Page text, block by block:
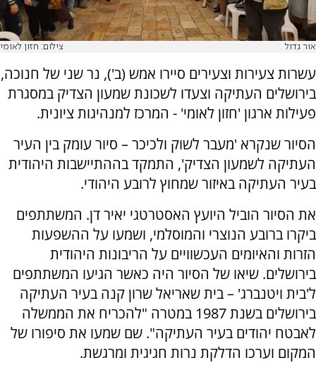
אור גדול צילום: חזון לאומי
עשרות צעירות וצעירים סיירו אמש (ב'), נר שני של חנוכה,
בירושלים העתיקה וצעדו לשכונת שמעון הצדיק במסגרת
פעילות ארגון 'חזון לאומי' - המרכז למנהיגות ציונית.
הסיור שנקרא 'מעבר לשוק ולכיכר – סיור עומק בין העיר
העתיקה לשמעון הצדיק', התמקד בההתיישבות היהודית
בעיר העתיקה באיזור שמחוץ לרובע היהודי.
את הסיור הוביל היועץ האסטרטגי יאיר דן. המשתתפים
ביקרו ברובע הנוצרי והמוסלמי, ושמעו על ההשפעות
הזרות והאיומים העכשוויים על הריבונות היהודית
בירושלים. שיאו של הסיור היה כאשר הגיעו המשתתפים
ל'בית ויטנברג' – בית שאריאל שרון קנה בעיר העתיקה
בירושלים בשנת 1987 במטרה "להכריח את הממשלה
לאבטח יהודים בעיר העתיקה". שם שמעו את סיפורו של
המקום וערכו הדלקת נרות חגיגית ומרגשת.